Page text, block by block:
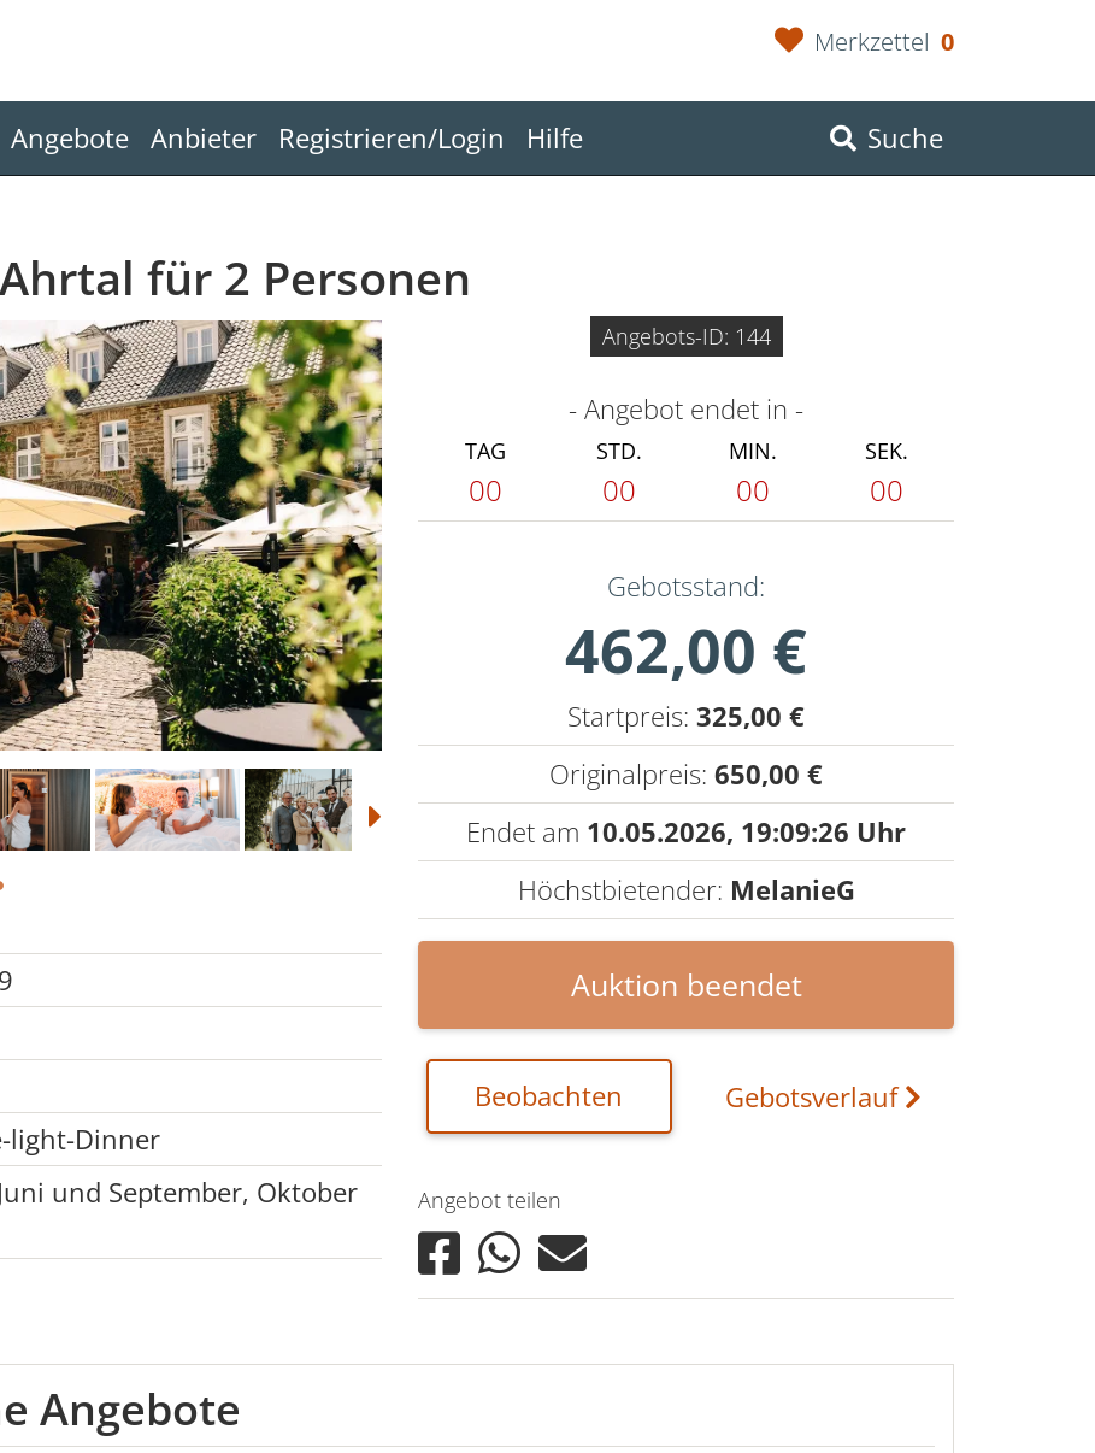
Merkzettel 0
Angebote Anbieter Registrieren/Login Hilfe Suche
für 2 Personen
light-Dinner
und September, Oktober
Angebots-ID: 144
- Angebot endet in -
TAG STD. MIN. SEK.
00 00 00 00
Gebotsstand:
462,00 €
Startpreis: 325,00 €
Originalpreis: 650,00 €
Endet am 10.05.2026, 19:09:26 Uhr
Höchstbietender: MelanieG
Auktion beendet
Beobachten Gebotsverlauf
Angebot teilen
Angebote